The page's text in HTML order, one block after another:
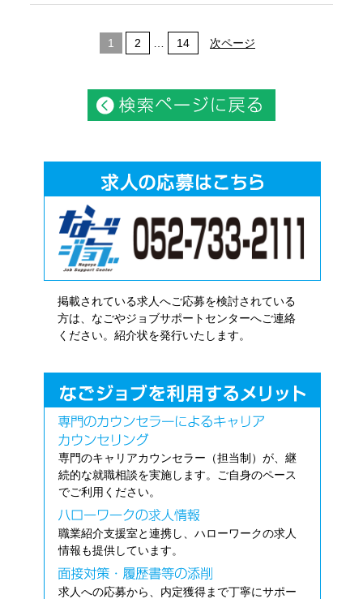
1 2 14 次ページ
掲載されている求人へご応募を検討されている
方は、なごやジョブサポートセンターへご連絡
ください。紹介状を発行いたします。
専門のキャリアカウンセラー（担当制）が、継
続的な就職相談を実施します。ご自身のペース
でご利用ください。
職業紹介支援室と連携し、ハローワークの求人
情報も提供しています。
求人への応募から、内定獲得まで丁寧にサポー